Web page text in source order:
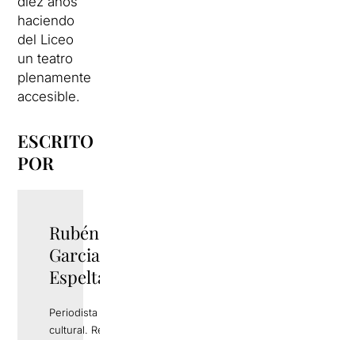
haciendo
del Liceo
un teatro
plenamente
accesible.
ESCRITO
POR
Rubén
Garcia
Espelta
Periodista y gestor
cultural. Responsable